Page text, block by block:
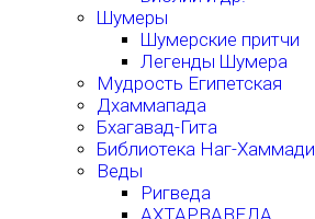
Шумеры
Шумерские притчи
Легенды Шумера
Мудрость Египетская
Дхаммапада
Бхагавад-Гита
Библиотека Наг-Хаммади
Веды
Ригведа
АХТАРВАВЕДА